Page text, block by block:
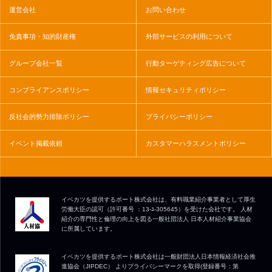
運営会社 お問い合わせ
免責事項・知的財産権 外部サービスの利用について
グループ会社一覧 行動ターゲティング広告について
コンプライアンスポリシー 情報セキュリティポリシー
反社会的勢力排除ポリシー プライバシーポリシー
イベント掲載依頼 カスタマーハラスメントポリシー